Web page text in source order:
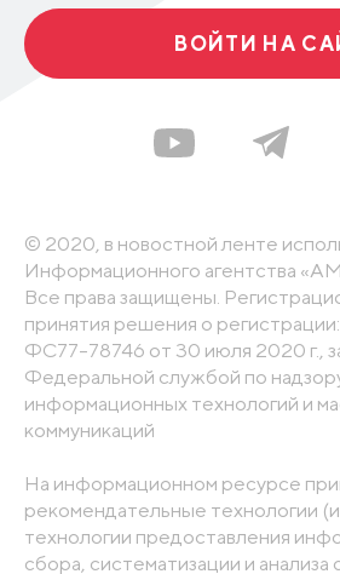
ВОЙТИ НА
© 2020, в новостной ленте
Информационного агентства
Все права защищены.
принятия решения о
ФС77-78746 от 30 июля 2020 г.,
Федеральной службой по
информационных технологий и
коммуникаций
На информационном ресурсе
рекомендательные технологии
технологии предоставления
сбора, систематизации и анализа